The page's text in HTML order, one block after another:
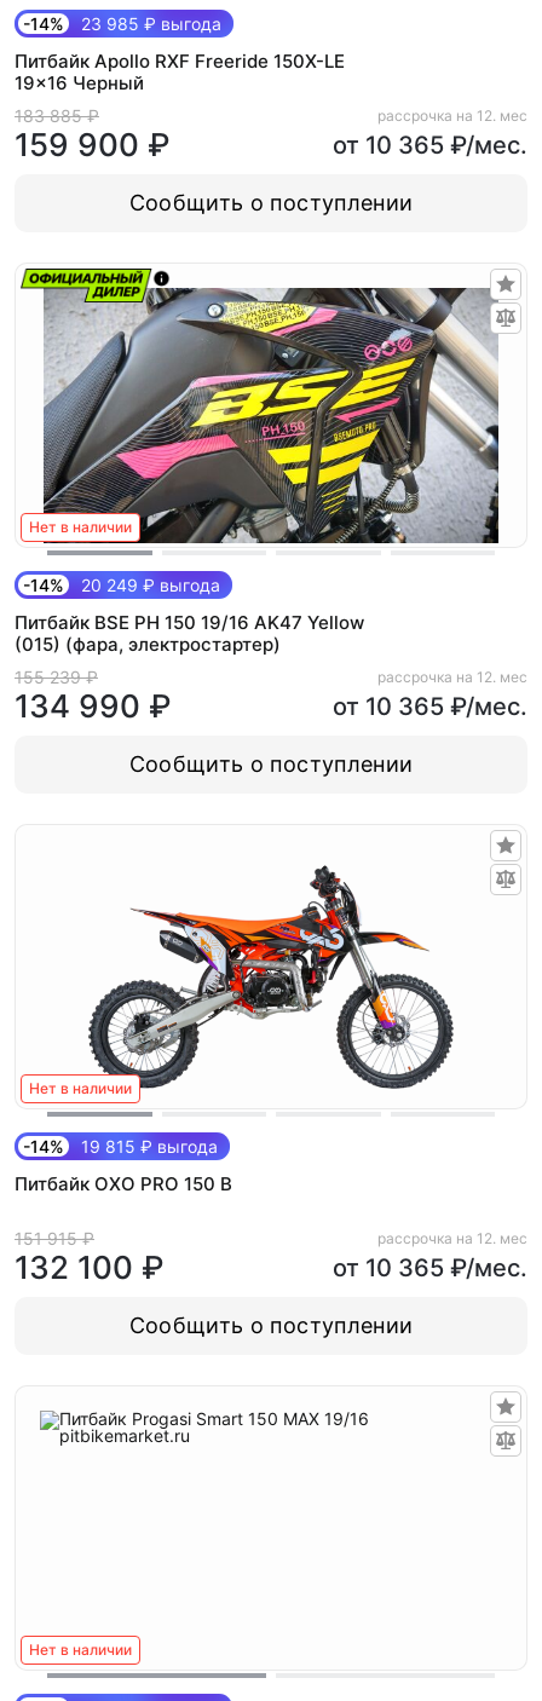
-14% 23 985 ₽ выгода
Питбайк Apollo RXF Freeride 150X-LE
19x16 Черный
183 885 ₽
159 900 ₽
рассрочка на 12. мес
от 10 365 ₽/мес.
Сообщить о поступлении
Нет в наличии
-14% 20 249 ₽ выгода
Питбайк BSE PH 150 19/16 AK47 Yellow
(015) (фара, электростартер)
155 239 ₽
134 990 ₽
рассрочка на 12. мес
от 10 365 ₽/мес.
Сообщить о поступлении
Нет в наличии
-14% 19 815 ₽ выгода
Питбайк OXO PRO 150 B
151 915 ₽
132 100 ₽
рассрочка на 12. мес
от 10 365 ₽/мес.
Сообщить о поступлении
Нет в наличии